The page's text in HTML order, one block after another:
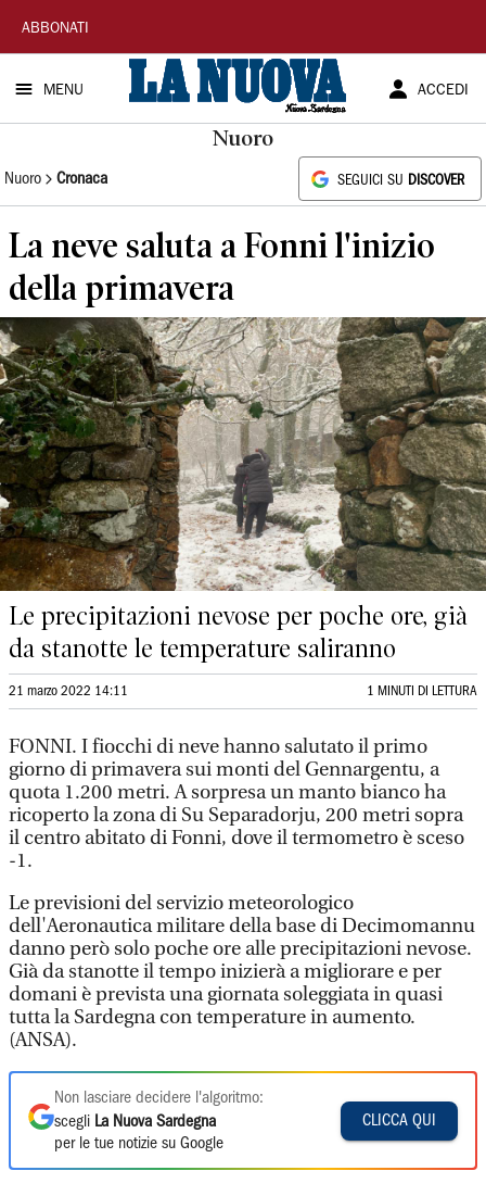
La
Nuova
Sardegna
ABBONATI
MENU ACCEDI
Nuoro
Nuoro Cronaca SEGUICI SU DISCOVER
La neve saluta a Fonni l'inizio
della primavera
Le precipitazioni nevose per poche ore, già
da stanotte le temperature saliranno
21 marzo 2022 14:11 1 MINUTI DI LETTURA
FONNI. I fiocchi di neve hanno salutato il primo
giorno di primavera sui monti del Gennargentu, a
quota 1.200 metri. A sorpresa un manto bianco ha
ricoperto la zona di Su Separadorju, 200 metri sopra
il centro abitato di Fonni, dove il termometro è sceso
-1.
Le previsioni del servizio meteorologico
dell'Aeronautica militare della base di Decimomannu
danno però solo poche ore alle precipitazioni nevose.
Già da stanotte il tempo inizierà a migliorare e per
domani è prevista una giornata soleggiata in quasi
tutta la Sardegna con temperature in aumento.
(ANSA).
Non lasciare decidere l'algoritmo:
scegli La Nuova Sardegna
per le tue notizie su Google
CLICCA QUI